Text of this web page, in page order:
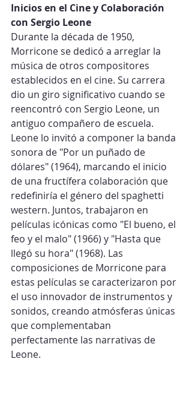
Inicios en el Cine y Colaboración
con Sergio Leone
Durante la década de 1950,
Morricone se dedicó a arreglar la
música de otros compositores
establecidos en el cine. Su carrera
dio un giro significativo cuando se
reencontró con Sergio Leone, un
antiguo compañero de escuela.
Leone lo invitó a componer la banda
sonora de "Por un puñado de
dólares" (1964), marcando el inicio
de una fructífera colaboración que
redefiniría el género del spaghetti
western. Juntos, trabajaron en
películas icónicas como "El bueno, el
feo y el malo" (1966) y "Hasta que
llegó su hora" (1968). Las
composiciones de Morricone para
estas películas se caracterizaron por
el uso innovador de instrumentos y
sonidos, creando atmósferas únicas
que complementaban
perfectamente las narrativas de
Leone.